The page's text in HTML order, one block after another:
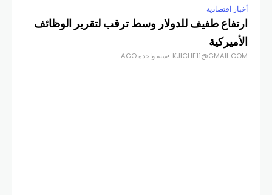
أخبار اقتصادية
ارتفاع طفيف للدولار وسط ترقب لتقرير الوظائف
الأميركية
KJICHE11@GMAIL.COM سنة واحدة AGO